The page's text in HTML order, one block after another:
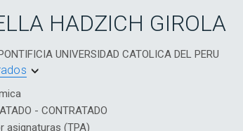
HADZICH GIROLA
UNIVERSIDAD CATOLICA DEL PERU
- CONTRATADO
asignaturas (TPA)